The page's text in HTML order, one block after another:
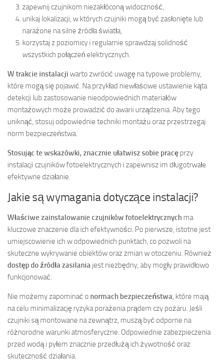
zapewnij czujnikom niezakłóconą widoczność,
unikaj lokalizacji, w których czujniki mogą być zasłonięte lub
narażone na silne źródła światła,
korzystaj z poziomicy i regularnie sprawdzaj solidność
wszystkich połączeń elektrycznych.
W trakcie instalacji warto zwrócić uwagę na typowe problemy,
które mogą się pojawić. Na przykład niewłaściwe ustawienie kąta
detekcji lub zastosowanie nieodpowiednich materiałów
montażowych może prowadzić do awarii urządzenia. Aby tego
uniknąć, stosuj odpowiednie techniki montażu oraz przestrzegaj
norm bezpieczeństwa.
Stosując te wskazówki, znacznie ułatwisz sobie pracę przy
instalacji czujników fotoelektrycznych i zapewnisz im długotrwałe
efektywne działanie.
Jakie są wymagania dotyczące instalacji?
Właściwe zainstalowanie czujników fotoelektrycznych ma
kluczowe znaczenie dla ich efektywności. Po pierwsze, istotne jest
umiejscowienie ich w odpowiednich punktach, co pozwoli na
skuteczne wykrywanie obiektów oraz zmian w otoczeniu. Również
dostęp do źródła zasilania jest niezbędny, aby mogły prawidłowo
funkcjonować.
Nie możemy zapominać o normach bezpieczeństwa , które mają
na celu minimalizację ryzyka porażenia prądem czy pożaru. Jeśli
czujniki są montowane na zewnątrz, muszą być odporne na
różnorodne warunki atmosferyczne. Odpowiednie zabezpieczenia
przed wodą i pyłem znacznie przedłużą ich żywotność oraz
skuteczność działania.